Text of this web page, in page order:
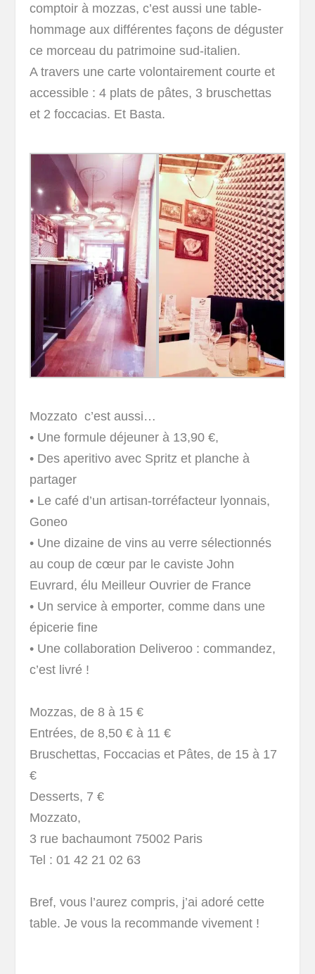
comptoir à mozzas, c’est aussi une table-
hommage aux différentes façons de déguster
ce morceau du patrimoine sud-italien.
A travers une carte volontairement courte et
accessible : 4 plats de pâtes, 3 bruschettas
et 2 foccacias. Et Basta.
Mozzato c’est aussi…
• Une formule déjeuner à 13,90 €,
• Des aperitivo avec Spritz et planche à
partager
• Le café d’un artisan-torréfacteur lyonnais,
Goneo
• Une dizaine de vins au verre sélectionnés
au coup de cœur par le caviste John
Euvrard, élu Meilleur Ouvrier de France
• Un service à emporter, comme dans une
épicerie fine
• Une collaboration Deliveroo : commandez,
c’est livré !
Mozzas, de 8 à 15 €
Entrées, de 8,50 € à 11 €
Bruschettas, Foccacias et Pâtes, de 15 à 17
€
Desserts, 7 €
Mozzato,
3 rue bachaumont 75002 Paris
Tel : 01 42 21 02 63
Bref, vous l’aurez compris, j’ai adoré cette
table. Je vous la recommande vivement !